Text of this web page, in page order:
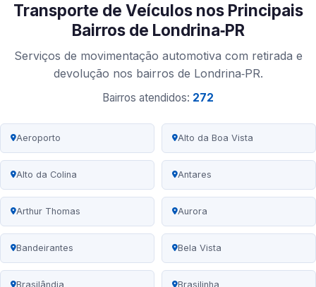
Transporte de Veículos nos Principais
Bairros de Londrina‑PR
Serviços de movimentação automotiva com retirada e
devolução nos bairros de Londrina‑PR.
Bairros atendidos: 272
Aeroporto Alto da Boa Vista
Alto da Colina Antares
Arthur Thomas Aurora
Bandeirantes Bela Vista
Brasilândia Brasilinha